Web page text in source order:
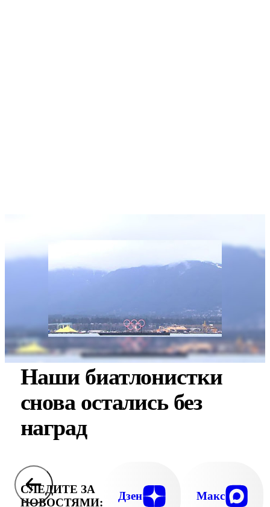
Наши биатлонистки
снова остались без
наград
СЛЕДИТЕ ЗА
НОВОСТЯМИ:
Дзен Макс